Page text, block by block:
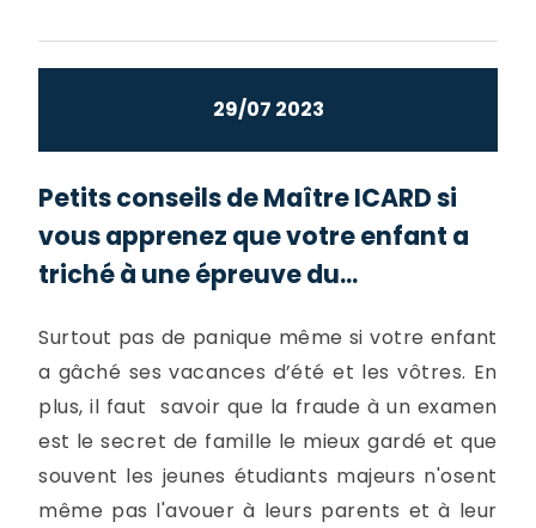
29/07 2023
Petits conseils de Maître ICARD si
vous apprenez que votre enfant a
triché à une épreuve du...
Surtout pas de panique même si votre enfant
a gâché ses vacances d’été et les vôtres. En
plus, il faut savoir que la fraude à un examen
est le secret de famille le mieux gardé et que
souvent les jeunes étudiants majeurs n'osent
même pas l'avouer à leurs parents et à leur